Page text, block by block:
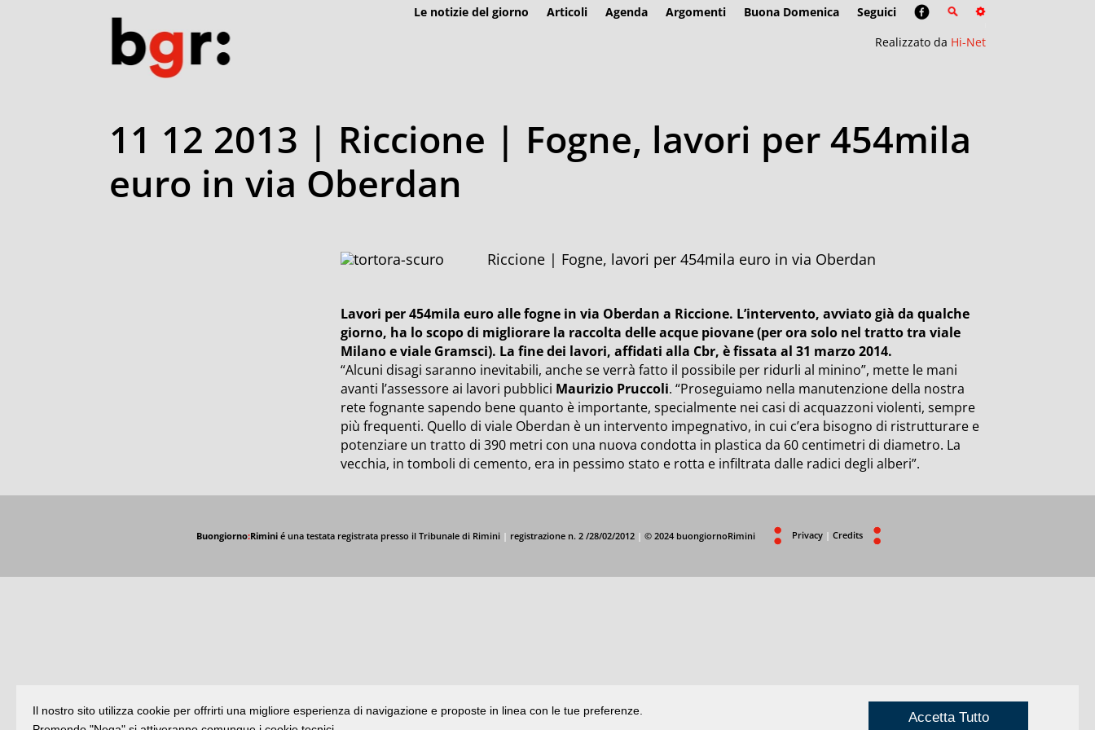
Le notizie del giorno Articoli Agenda Argomenti Buona Domenica
Seguici
Realizzato da Hi-Net
11 12 2013 | Riccione | Fogne, lavori per 454mila
euro in via Oberdan
Riccione | Fogne, lavori per 454mila euro in via Oberdan
Lavori per 454mila euro alle fogne in via Oberdan a Riccione. L’intervento, avviato già da qualche
giorno, ha lo scopo di migliorare la raccolta delle acque piovane (per ora solo nel tratto tra viale
Milano e viale Gramsci). La fine dei lavori, affidati alla Cbr, è fissata al 31 marzo 2014.
“Alcuni disagi saranno inevitabili, anche se verrà fatto il possibile per ridurli al minino”, mette le mani
avanti l’assessore ai lavori pubblici Maurizio Pruccoli. “Proseguiamo nella manutenzione della nostra
rete fognante sapendo bene quanto è importante, specialmente nei casi di acquazzoni violenti, sempre
più frequenti. Quello di viale Oberdan è un intervento impegnativo, in cui c’era bisogno di ristrutturare e
potenziare un tratto di 390 metri con una nuova condotta in plastica da 60 centimetri di diametro. La
vecchia, in tomboli di cemento, era in pessimo stato e rotta e infiltrata dalle radici degli alberi”.
Buongiorno:Riminié una testata registrata presso il Tribunale di Rimini | registrazione n. 2 /28/02/2012 | © 2024 buongiornoRimini Privacy | Credits
Il nostro sito utilizza cookie per offrirti una migliore esperienza di navigazione e proposte in linea con le tue preferenze.
Accetta Tutto